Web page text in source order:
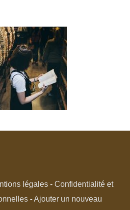
légales- Confidentialité et
-Ajouter un nouveau